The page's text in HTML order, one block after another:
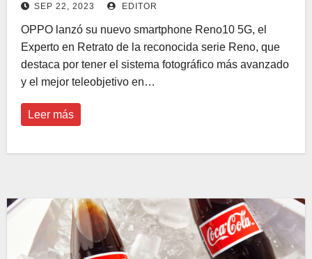
SEP 22, 2023 EDITOR
OPPO lanzó su nuevo smartphone Reno10 5G, el
Experto en Retrato de la reconocida serie Reno, que
destaca por tener el sistema fotográfico más avanzado
y el mejor teleobjetivo en…
Leer más